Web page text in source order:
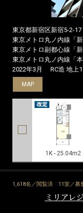
東京都新宿区新宿5-2-17
東京メトロ丸ノ内線「
東京メトロ副都心線「
東京メトロ丸ノ内線「
2022年3月
RC造 地上
MAP
1K - 25.04m2
1,618名／閲覧済 11室／募
ミリアレ